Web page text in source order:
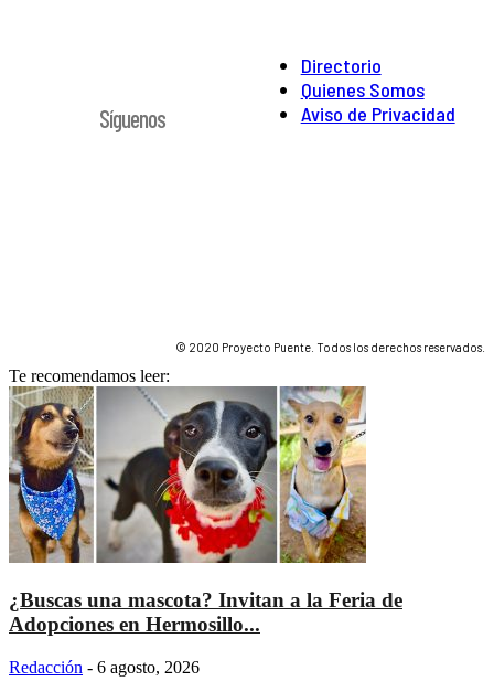
Directorio
Quienes Somos
Aviso de Privacidad
Síguenos
© 2020 Proyecto Puente. Todos los derechos reservados.
Te recomendamos leer:
¿Buscas una mascota? Invitan a la Feria de
Adopciones en Hermosillo...
Redacción - 6 agosto, 2026